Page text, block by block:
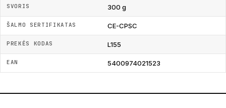
SVORIS 300 g
ŠALMO SERTIFIKATAS CE-CPSC
PREKĖS KODAS L155
EAN 5400974021523